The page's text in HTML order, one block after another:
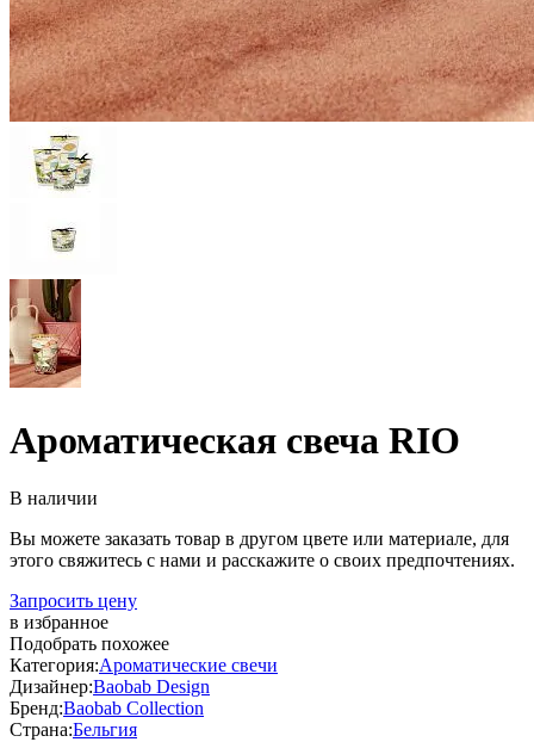
Ароматическая свеча RIO
В наличии
Вы можете заказать товар в другом цвете или материале, для
этого свяжитесь с нами и расскажите о своих предпочтениях.
Запросить цену
в избранное
Подобрать похожее
Категория:Ароматические свечи
Дизайнер:Baobab Design
Бренд:Baobab Collection
Страна:Бельгия